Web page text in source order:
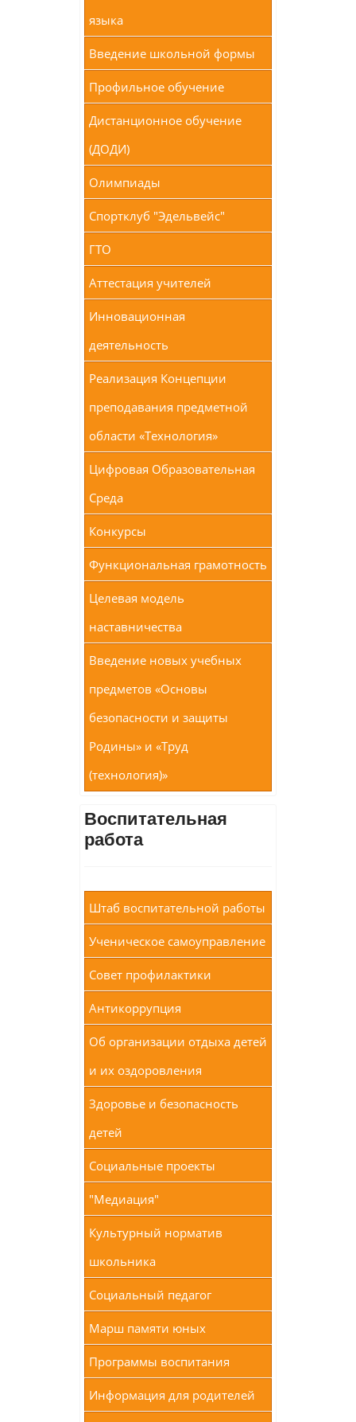
языка
Введение школьной формы
Профильное обучение
Дистанционное обучение
(ДОДИ)
Олимпиады
Спортклуб "Эдельвейс"
ГТО
Аттестация учителей
Инновационная
деятельность
Реализация Концепции
преподавания предметной
области «Технология»
Цифровая Образовательная
Среда
Конкурсы
Функциональная грамотность
Целевая модель
наставничества
Введение новых учебных
предметов «Основы
безопасности и защиты
Родины» и «Труд
(технология)»
Воспитательная
работа
Штаб воспитательной работы
Ученическое самоуправление
Совет профилактики
Антикоррупция
Об организации отдыха детей
и их оздоровления
Здоровье и безопасность
детей
Социальные проекты
"Медиация"
Культурный норматив
школьника
Социальный педагог
Марш памяти юных
Программы воспитания
Информация для родителей